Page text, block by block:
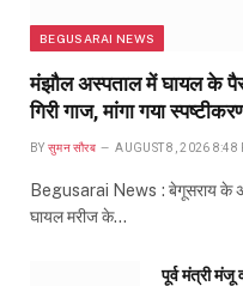
BEGUSARAI NEWS
मंझौल अस्पताल में घायल के पैर
गिरी गाज, मांगा गया
BY सुमन सौरब AUGUST 8, 2026 8:48
Begusarai News : बेगूसराय के
घायल मरीज के…
पूर्व मंत्री